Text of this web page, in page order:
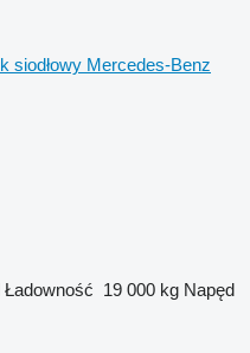
siodłowy Mercedes-Benz
Ładowność 19 000 kg Napęd